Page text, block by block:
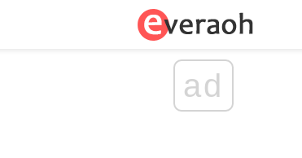
ad